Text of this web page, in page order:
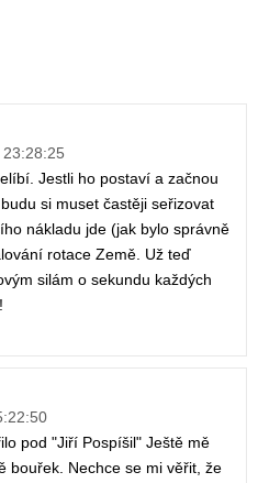
Jestli ho postaví a začnou
si muset častěji seřizovat
nákladu jde (jak bylo správně
rotace Země. Už teď
silám o sekundu každých
pod "Jiří Pospíšil" Ještě mě
bouřek. Nechce se mi věřit, že